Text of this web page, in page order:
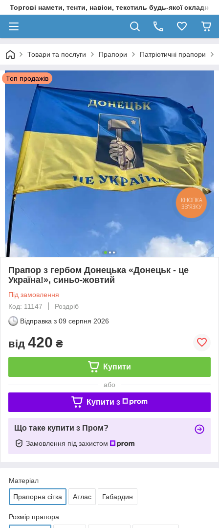
Торгові намети, тенти, навіси, текстиль будь-якої
Товари та послуги Прапори Патріотичні прапори
Топ продажів
Прапор з гербом Донецька «Донецьк - це
Україна!», синьо-жовтий
Під замовлення
Код: 11147
Роздріб
Відправка з 09 серпня 2026
від 420 ₴
Купити
або
Купити з
Що таке купити з Пром?
Замовлення під захистом
Матеріал
Прапорна сітка Атлас Габардин
Розмір прапора
КНОПКА
ЗВ'ЯЗКУ